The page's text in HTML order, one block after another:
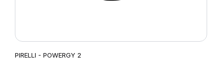
PIRELLI - POWERGY 2